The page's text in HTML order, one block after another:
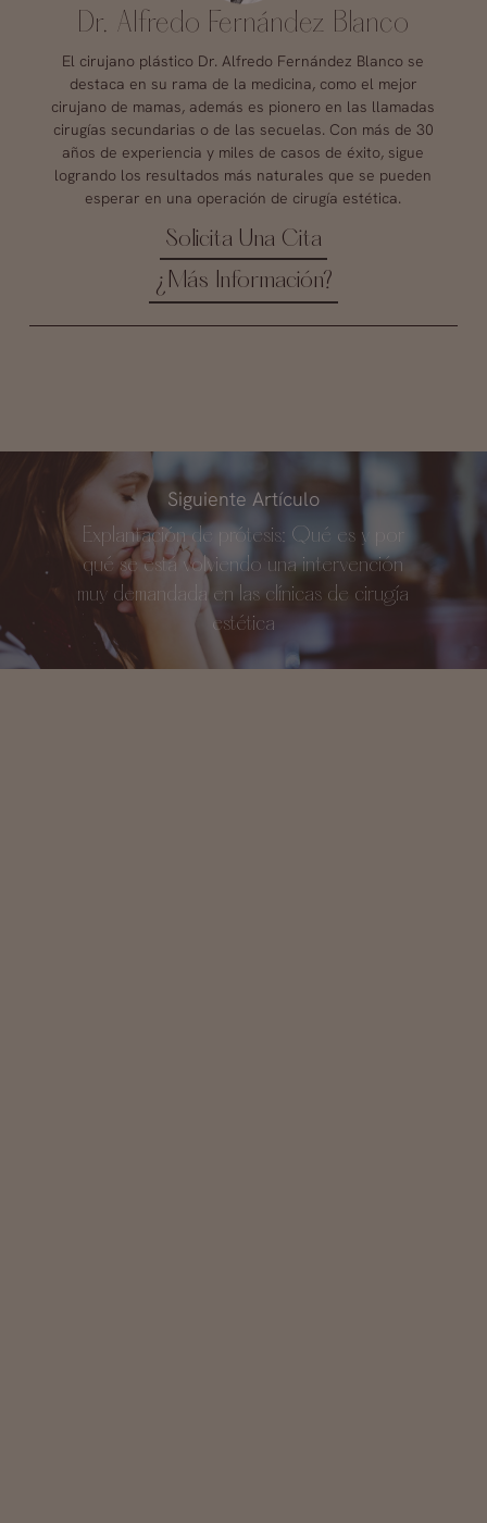
Dr. Alfredo Fernández Blanco
El cirujano plástico Dr. Alfredo Fernández Blanco se
destaca en su rama de la medicina, como el mejor
cirujano de mamas, además es pionero en las llamadas
cirugías secundarias o de las secuelas. Con más de 30
años de experiencia y miles de casos de éxito, sigue
logrando los resultados más naturales que se pueden
esperar en una operación de cirugía estética.
Solicita Una Cita
¿Más Información?
Siguiente Artículo
Explantación de prótesis: Qué es y por
qué se está volviendo una intervención
muy demandada en las clínicas de cirugía
estética